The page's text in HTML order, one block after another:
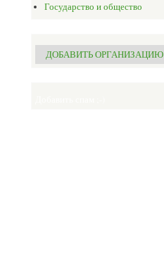
Государство и общество
ДОБАВИТЬ ОРГАНИЗАЦИЮ